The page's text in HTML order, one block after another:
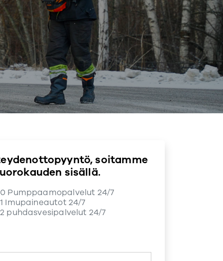
soitamme
sisällä.
Pumppaamopalvelut 24/7
Imupaineautot 24/7
puhdasvesipalvelut 24/7